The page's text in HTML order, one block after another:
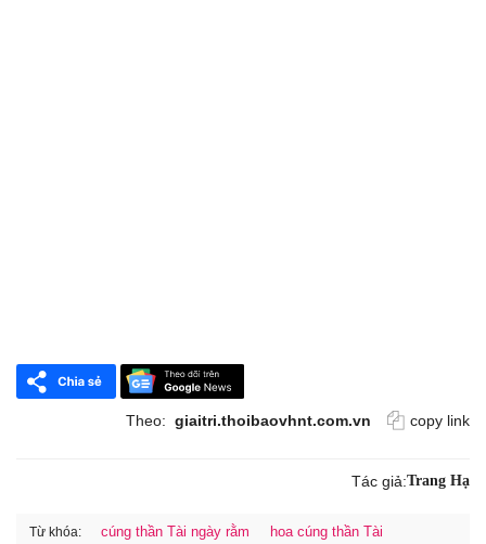
Theo: giaitri.thoibaovhnt.com.vn copy link
Tác giả:Trang Hạ
Từ khóa: cúng thần Tài ngày rằm
hoa cúng thần Tài